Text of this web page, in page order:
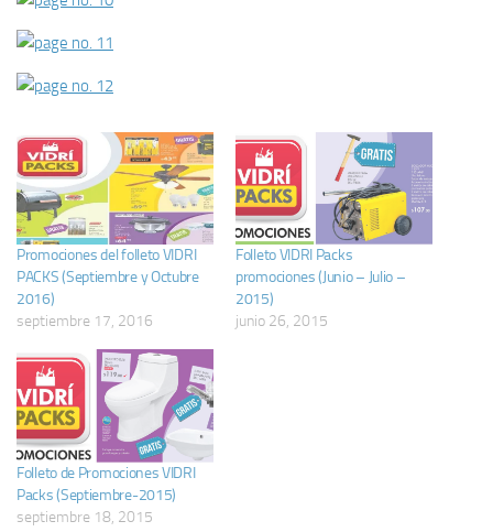
Promociones del folleto VIDRI
PACKS (Septiembre y Octubre
2016)
septiembre 17, 2016
Folleto VIDRI Packs
promociones (Junio – Julio –
2015)
junio 26, 2015
Folleto de Promociones VIDRI
Packs (Septiembre-2015)
septiembre 18, 2015